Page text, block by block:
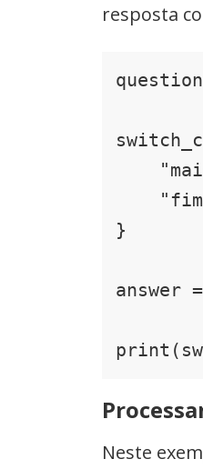
resposta
}
answer
Neste